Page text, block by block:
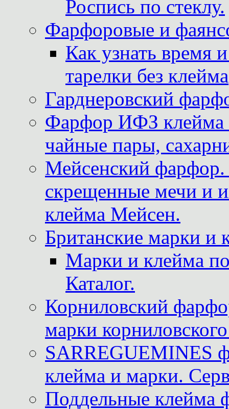
Роспись по стеклу.
Фарфоровые и
Как узнать время
тарелки без клейма
Гарднеровский
Фарфор ИФЗ клейма
чайные пары,
Мейсенский фарфор.
скрещенные мечи и
клейма Мейсен.
Британские марки и
Марки и клейма
Каталог.
Корниловский
марки
SARREGUEMINES
клейма и марки.
Поддельные клейма